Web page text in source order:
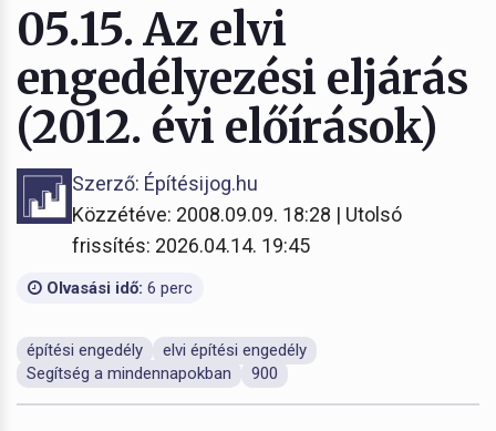
05.15. Az elvi
engedélyezési eljárás
(2012. évi előírások)
Szerző: Építésijog.hu
Közzétéve: 2008.09.09. 18:28 | Utolsó
frissítés: 2026.04.14. 19:45
Olvasási idő: 6 perc
építési engedély
elvi építési engedély
Segítség a mindennapokban
900